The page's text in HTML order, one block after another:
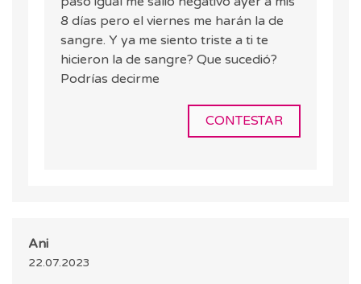
8 días pero el viernes me harán la de
sangre. Y ya me siento triste a ti te
hicieron la de sangre? Que sucedió?
Podrías decirme
CONTESTAR
Ani
22.07.2023